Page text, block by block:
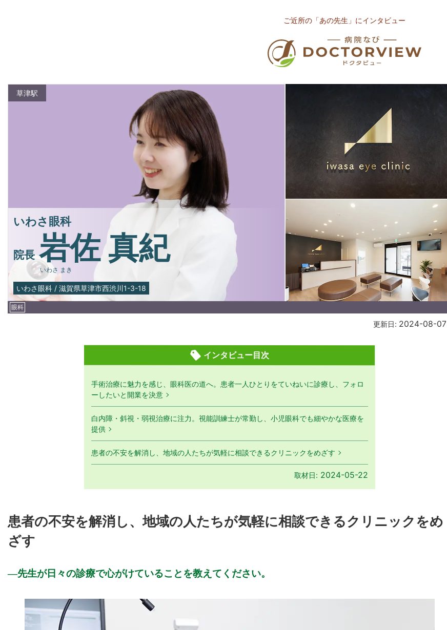
ご近所の「あの先生」にインタビュー
草津駅
いわさ眼科
院長 岩佐 真紀
いわさ まき
いわさ眼科 / 滋賀県草津市西渋川1-3-18
眼科
更新日: 2024-08-07
インタビュー目次
手術治療に魅力を感じ、眼科医の道へ。患者一人ひとりをていねいに診療し、フォロ
ーしたいと開業を決意
白内障・斜視・弱視治療に注力。視能訓練士が常勤し、小児眼科でも細やかな医療を
提供
患者の不安を解消し、地域の人たちが気軽に相談できるクリニックをめざす
取材日: 2024-05-22
患者の不安を解消し、地域の人たちが気軽に相談できるクリニックをめ
ざす
先生が日々の診療で心がけていることを教えてください。